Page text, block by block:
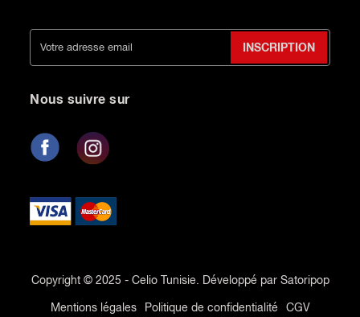
INSCRIPTION
Nous suivre sur
Copyright © 2025 - Celio Tunisie. Développé par Satoripop
CGV
Politique de confidentialité
Mentions légales